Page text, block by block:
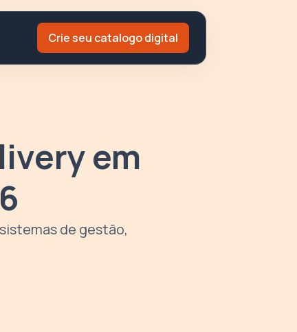
Crie seu catalogo digital
em
de gestão,